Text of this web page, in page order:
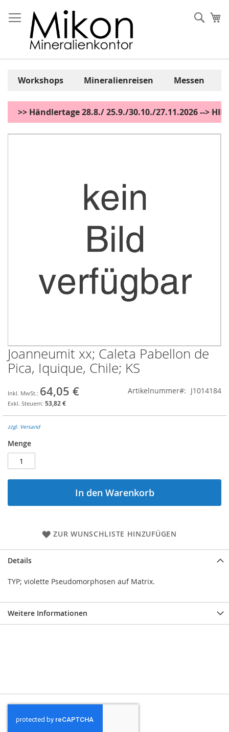
Inhalt
springen
Workshops Mineralienreisen Messen
>> Händlertage 28.8./ 25.9./30.10./27.11.2026 -->
Zum
Zum
Anfang
der
springen
Joanneumit xx; Caleta Pabellon de
Pica, Iquique, Chile; KS
64,05 €
53,82 €
Artikelnummer J1014184
zzgl. Versand
Menge
In den Warenkorb
ZUR WUNSCHLISTE HINZUFÜGEN
Details
TYP; violette Pseudomorphosen auf Matrix.
Weitere Informationen